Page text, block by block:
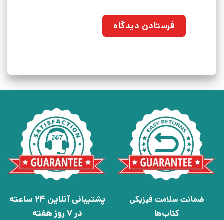
ضمانت سلامت فیزیکی
کتاب‌ها
پشتیبانی آنلاین 24 ساعته
در 7 روز هفته